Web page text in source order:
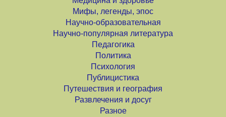
Мифы, легенды, эпос
Научно-образовательная
Научно-популярная литература
Педагогика
Политика
Психология
Публицистика
Путешествия и география
Развлечения и досуг
Разное